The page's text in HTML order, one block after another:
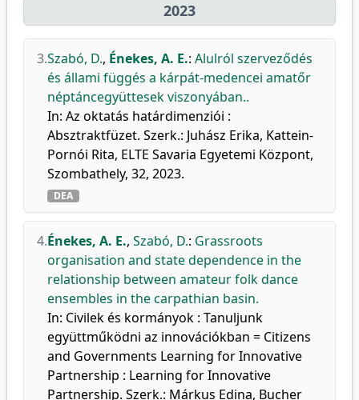
2023
3.Szabó, D., Énekes, A. E.: Alulról szerveződés
és állami függés a kárpát-medencei amatőr
néptáncegyüttesek viszonyában..
In: Az oktatás határdimenziói :
Absztraktfüzet. Szerk.: Juhász Erika, Kattein-
Pornói Rita, ELTE Savaria Egyetemi Központ,
Szombathely, 32, 2023.
DEA
4.Énekes, A. E., Szabó, D.: Grassroots
organisation and state dependence in the
relationship between amateur folk dance
ensembles in the carpathian basin.
In: Civilek és kormányok : Tanuljunk
együttműködni az innovációkban = Citizens
and Governments Learning for Innovative
Partnership : Learning for Innovative
Partnership. Szerk.: Márkus Edina, Bucher